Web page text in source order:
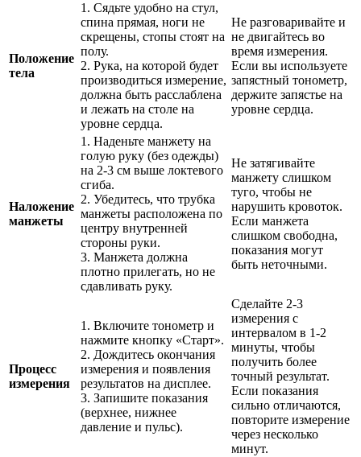
Положение
тела
1. Сядьте удобно на стул,
спина прямая, ноги не
скрещены, стопы стоят на
полу.
2. Рука, на которой будет
производиться измерение,
должна быть расслаблена
и лежать на столе на
уровне сердца.
Не разговаривайте и
не двигайтесь во
время измерения.
Если вы используете
запястный тонометр,
держите запястье на
уровне сердца.
Наложение
манжеты
1. Наденьте манжету на
голую руку (без одежды)
на 2-3 см выше локтевого
сгиба.
2. Убедитесь, что трубка
манжеты расположена по
центру внутренней
стороны руки.
3. Манжета должна
плотно прилегать, но не
сдавливать руку.
Не затягивайте
манжету слишком
туго, чтобы не
нарушить кровоток.
Если манжета
слишком свободна,
показания могут
быть неточными.
Процесс
измерения
1. Включите тонометр и
нажмите кнопку «Старт».
2. Дождитесь окончания
измерения и появления
результатов на дисплее.
3. Запишите показания
(верхнее, нижнее
давление и пульс).
Сделайте 2-3
измерения с
интервалом в 1-2
минуты, чтобы
получить более
точный результат.
Если показания
сильно отличаются,
повторите измерение
через несколько
минут.